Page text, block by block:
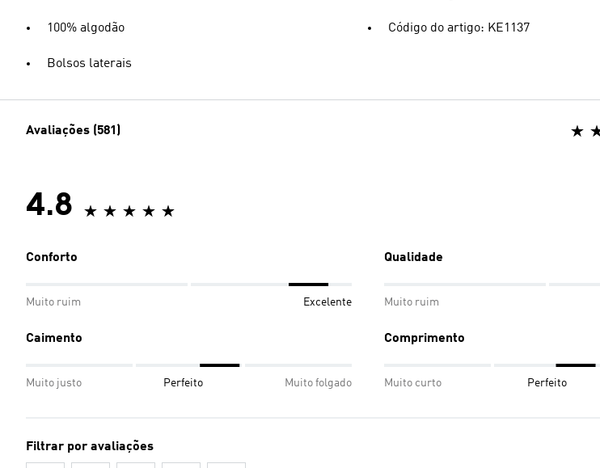
100% algodão
Bolsos laterais
Código do artigo: KE1137
Avaliações (581)
4.8
Conforto
Muito ruim Excelente
Qualidade
Muito ruim
Caimento
Muito justo Perfeito Muito folgado
Comprimento
Muito curto Perfeito
Filtrar por avaliações